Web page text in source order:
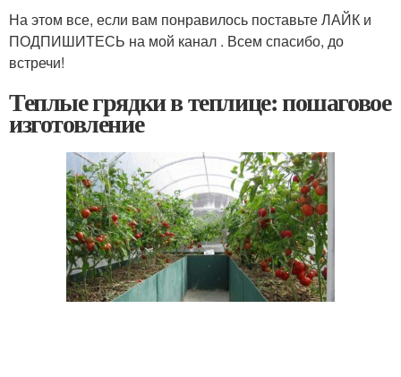
На этом все, если вам понравилось поставьте ЛАЙК и
ПОДПИШИТЕСЬ на мой канал . Всем спасибо, до
встречи!
Теплые грядки в теплице: пошаговое
изготовление